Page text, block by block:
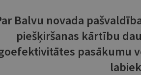
Balvu novada
piešķiršanas kārtību
pasākumu